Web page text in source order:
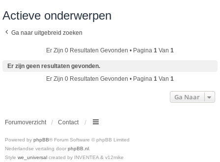
Actieve onderwerpen
Ga naar uitgebreid zoeken
Er Zijn 0 Resultaten Gevonden • Pagina 1 Van 1
Er zijn geen resultaten gevonden.
Er Zijn 0 Resultaten Gevonden • Pagina 1 Van 1
Ga Naar
Forumoverzicht Contact
Powered by phpBB® Forum Software © phpBB Limited
Nederlandse vertaling door phpBB.nl
Style we_universal created by INVENTEA & v12mike